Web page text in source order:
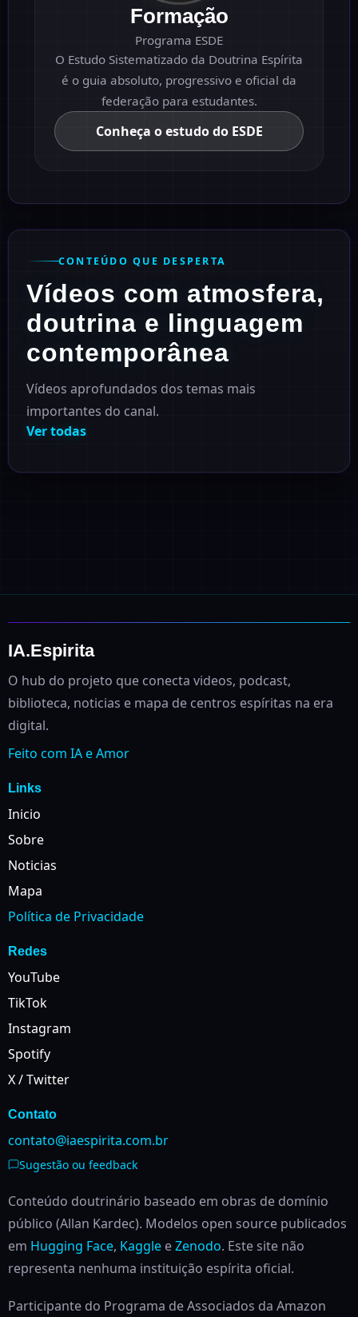
Formação
Programa ESDE
O Estudo Sistematizado da Doutrina Espírita
é o guia absoluto, progressivo e oficial da
federação para estudantes.
Conheça o estudo do ESDE
CONTEÚDO QUE DESPERTA
Vídeos com atmosfera,
doutrina e linguagem
contemporânea
Vídeos aprofundados dos temas mais
importantes do canal.
Ver todas
IA.Espirita
O hub do projeto que conecta videos, podcast,
biblioteca, noticias e mapa de centros espíritas na era
digital.
Feito com IA e Amor
Links
Inicio
Sobre
Noticias
Mapa
Política de Privacidade
Redes
YouTube
TikTok
Instagram
Spotify
X / Twitter
Contato
contato@iaespirita.com.br
Sugestão ou feedback
Conteúdo doutrinário baseado em obras de domínio
público (Allan Kardec). Modelos open source publicados
em Hugging Face, Kaggle eZenodo. Este site não
representa nenhuma instituição espírita oficial.
Participante do Programa de Associados da Amazon